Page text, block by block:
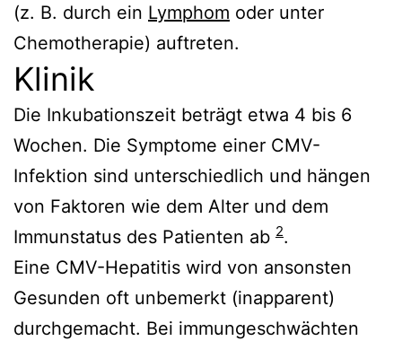
(z. B. durch ein Lymphom oder unter
Chemotherapie) auftreten.
Klinik
Die Inkubationszeit beträgt etwa 4 bis 6
Wochen. Die Symptome einer CMV-
Infektion sind unterschiedlich und hängen
von Faktoren wie dem Alter und dem
Immunstatus des Patienten ab 2.
Eine CMV-Hepatitis wird von ansonsten
Gesunden oft unbemerkt (inapparent)
durchgemacht. Bei immungeschwächten